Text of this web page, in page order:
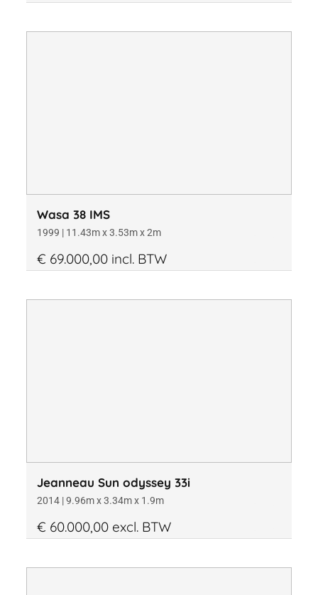
Wasa 38 IMS
1999 | 11.43m x 3.53m x 2m
€ 69.000,00 incl. BTW
Jeanneau Sun odyssey 33i
2014 | 9.96m x 3.34m x 1.9m
€ 60.000,00 excl. BTW